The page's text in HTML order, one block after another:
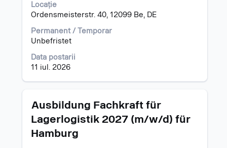
Locație
Ordensmeisterstr. 40, 12099 Be, DE
Permanent / Temporar
Unbefristet
Data postarii
11 iul. 2026
pentru
a
vizualiza
întregul
al
informațiilor
Titlu
Ausbildung Fachkraft für
Lagerlogistik 2027 (m/w/d) für
Hamburg
Selectați
tasta
spațiu